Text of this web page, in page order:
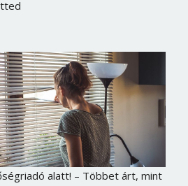
alatt! – Többet árt, mint
bejelentkezés